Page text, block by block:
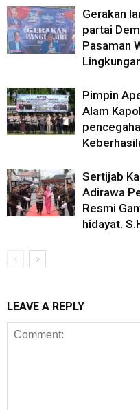
Gerakan
partai
Pasaman
Pimpin
Alam
Sertijab
Adirawa
Resmi
hidayat.
LEAVE A REPLY